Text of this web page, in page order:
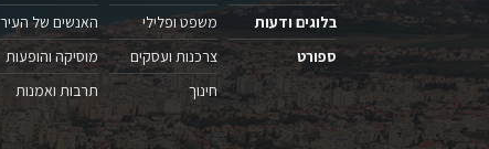
בלוגים ודעות
ספורט
משפט ופלילי
צרכנות ועסקים
חינוך
האנשים של העיר
מוסיקה והופעות
תרבות ואמנות